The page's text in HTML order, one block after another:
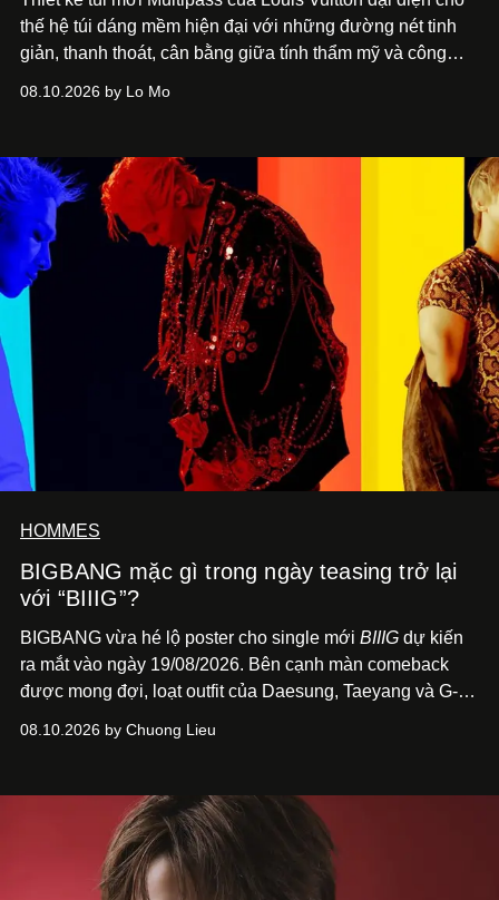
thế hệ túi dáng mềm hiện đại với những đường nét tinh
giản, thanh thoát, cân bằng giữa tính thẩm mỹ và công
08.10.2026 by Lo Mo
HOMMES
BIGBANG mặc gì trong ngày teasing trở lại
với “BIIIG”?
BIGBANG vừa hé lộ poster cho single mới BIIIG dự kiến
ra mắt vào ngày 19/08/2026. Bên cạnh màn comeback
được mong đợi, loạt outfit của Daesung, Taeyang và G-
đáng chú ý với giới mộ điệu.
08.10.2026 by Chuong Lieu